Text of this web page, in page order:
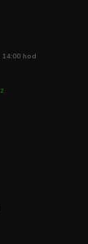
hod